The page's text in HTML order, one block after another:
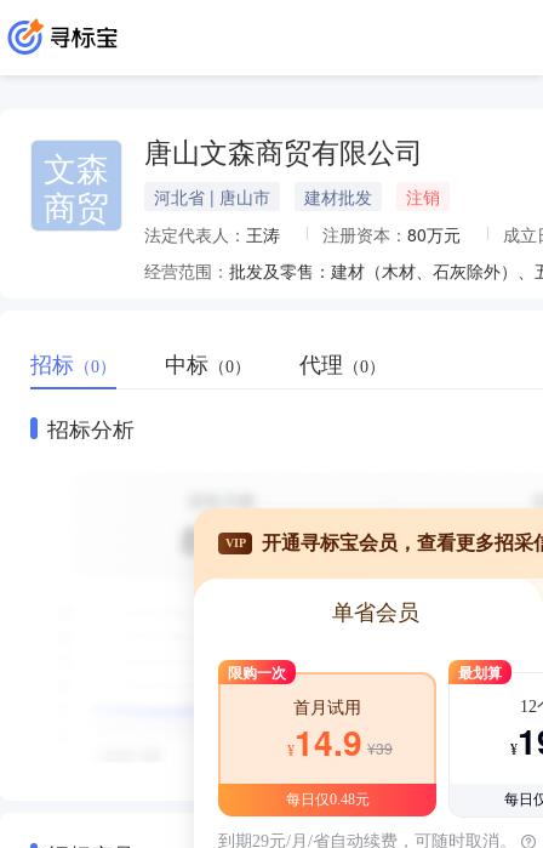
文森
商贸
唐山文森商贸有限公司
河北省 | 唐山市 建材批发
注销
法定代表人： 王涛 注册资本： 80万元
成立
经营范围：
招标 （0） 中标 （0） 代理 （0）
招标分析
VIP 开通寻标宝会员，查看更多招采
单省会员
限购一次
首月试用
¥14.9 ¥39
每日仅0.48元
最划算
12
¥
每日
到期29元/月/省自动续费，可随时取消。